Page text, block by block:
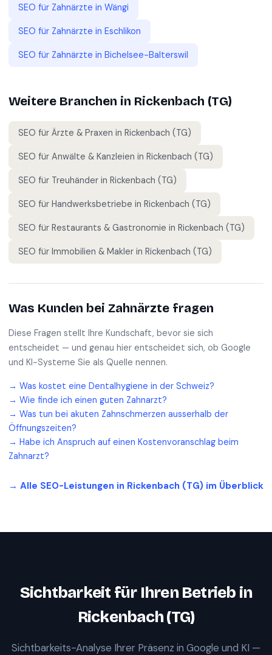
SEO für Zahnärzte in Wängi
SEO für Zahnärzte in Eschlikon
SEO für Zahnärzte in Bichelsee-Balterswil
Weitere Branchen in Rickenbach (TG)
SEO für Ärzte & Praxen in Rickenbach (TG)
SEO für Anwälte & Kanzleien in Rickenbach (TG)
SEO für Treuhänder in Rickenbach (TG)
SEO für Handwerksbetriebe in Rickenbach (TG)
SEO für Restaurants & Gastronomie in Rickenbach (TG)
SEO für Immobilien & Makler in Rickenbach (TG)
Was Kunden bei Zahnärzte fragen
Diese Fragen stellt Ihre Kundschaft, bevor sie sich
entscheidet — und genau hier entscheidet sich, ob Google
und KI-Systeme Sie als Quelle nennen.
→ Was kostet eine Dentalhygiene in der Schweiz?
→ Wie finde ich einen guten Zahnarzt?
→ Was tun bei akuten Zahnschmerzen ausserhalb der
Öffnungszeiten?
→ Habe ich Anspruch auf einen Kostenvoranschlag beim
Zahnarzt?
→ Alle SEO-Leistungen in Rickenbach (TG) im Überblick
Sichtbarkeit für Ihren Betrieb in
Rickenbach (TG)
Sichtbarkeits-Analyse Ihrer Präsenz in Google und KI —